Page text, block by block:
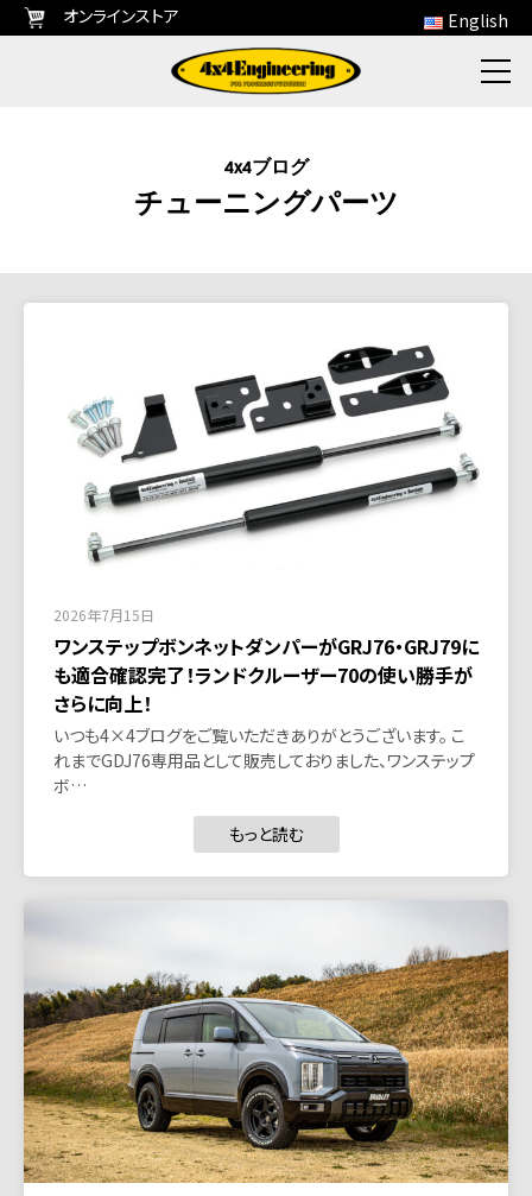
オンラインストア English
4x4ブログ
チューニングパーツ
2026年7月15日
ワンステップボンネットダンパーがGRJ76・GRJ79に
も適合確認完了！ランドクルーザー70の使い勝手が
さらに向上！
いつも4×4ブログをご覧いただきありがとうございます。 こ
れまでGDJ76専用品として販売しておりました、ワンステップ
ボ…
もっと読む